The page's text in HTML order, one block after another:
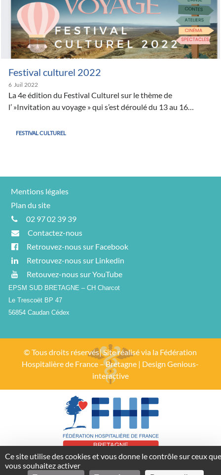
Festival culturel 2022
6 Juil 2022
La 4e édition du Festival Culturel sur le thème de
l’ »Invitation au voyage » qui s’est déroulé du 13 au 16…
FESTIVAL CULTUREL
Mentions légales
Plan du site
02 97 02 39 39
Contactez-nous
Retrouvez-nous sur Facebook
Retrouvez-nous sur Linkedin
Retouvez-nous sur YouTube
EPSM SUD BRETAGNE – CH Charcot
Le Trescoët BP 47
56854 Caudan Cédex
© Tous droits réservés| Site réalisé via la Fédération
Hospitalière de France – Bretagne | Design Genious-
interactive
Ce site utilise des cookies et vous donne le contrôle sur ceux que
vous souhaitez activer